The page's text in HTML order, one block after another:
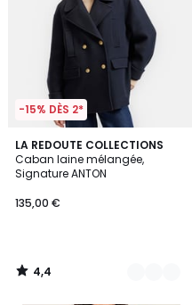
-15% DÈS 2*
LA REDOUTE COLLECTIONS
Caban laine mélangée,
Signature ANTON
135,00 €
4,4
/ 5
2
Couleurs
4,4
/